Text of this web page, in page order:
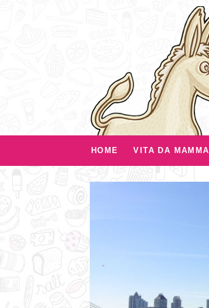
HOME VITA DA MAMMA